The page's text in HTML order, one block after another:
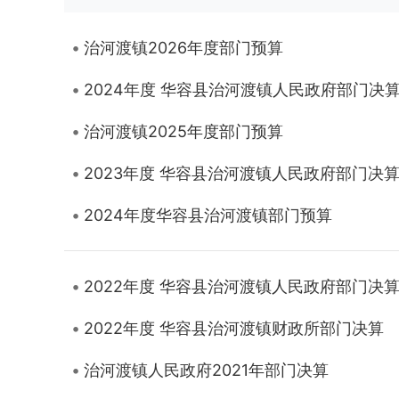
治河渡镇2026年度部门预算
2024年度 华容县治河渡镇人民政府部门决
治河渡镇2025年度部门预算
2023年度 华容县治河渡镇人民政府部门决算
2024年度华容县治河渡镇部门预算
2022年度 华容县治河渡镇人民政府部门决算
2022年度 华容县治河渡镇财政所部门决算
治河渡镇人民政府2021年部门决算